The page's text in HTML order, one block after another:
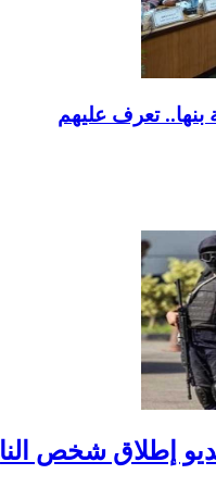
تعرف عليهم
إطلاق شخص